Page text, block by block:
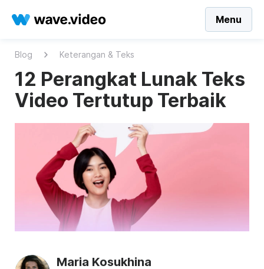
Menu
Blog Keterangan & Teks
12 Perangkat Lunak Teks
Video Tertutup Terbaik
Maria Kosukhina